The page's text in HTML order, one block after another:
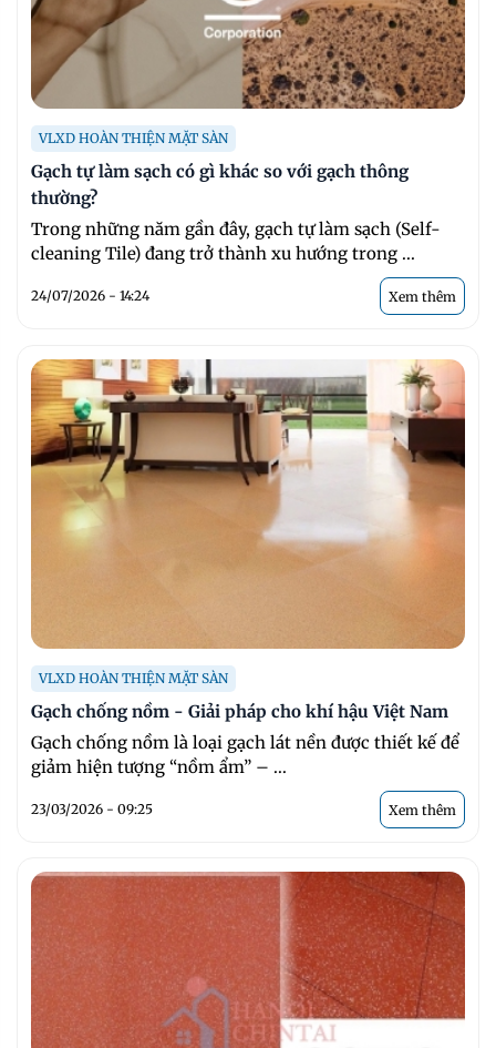
VLXD HOÀN THIỆN MẶT SÀN
Gạch tự làm sạch có gì khác so với gạch thông
thường?
Trong những năm gần đây, gạch tự làm sạch (Self-
cleaning Tile) đang trở thành xu hướng trong ...
24/07/2026 - 14:24 Xem thêm
VLXD HOÀN THIỆN MẶT SÀN
Gạch chống nồm - Giải pháp cho khí hậu Việt Nam
Gạch chống nồm là loại gạch lát nền được thiết kế để
giảm hiện tượng “nồm ẩm” – ...
23/03/2026 - 09:25 Xem thêm